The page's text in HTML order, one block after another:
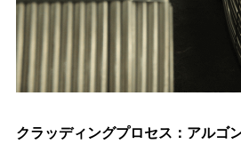
クラッディングプロセス：アルゴ